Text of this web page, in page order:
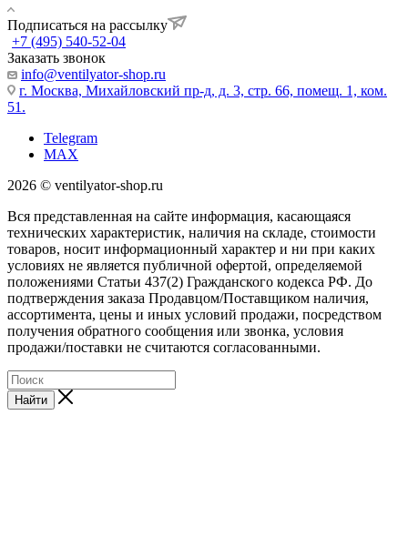
Подписаться на рассылку
+7 (495) 540-52-04
Заказать звонок
info@ventilyator-shop.ru
г. Москва, Михайловский пр-д, д. 3, cтр. 66, помещ. 1, ком.
51.
Telegram
MAX
2026 © ventilyator-shop.ru
Вся представленная на сайте информация, касающаяся
технических характеристик, наличия на складе, стоимости
товаров, носит информационный характер и ни при каких
условиях не является публичной офертой, определяемой
положениями Статьи 437(2) Гражданского кодекса РФ. До
подтверждения заказа Продавцом/Поставщиком наличия,
ассортимента, цены и иных условий продажи, посредством
получения обратного сообщения или звонка, условия
продажи/поставки не считаются согласованными.
Найти